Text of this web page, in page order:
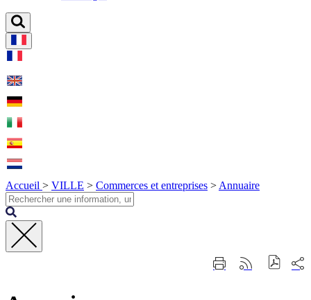
Accueil > VILLE > Commerces et entreprises > Annuaire
Fermer
ImprimerGénérer
sur